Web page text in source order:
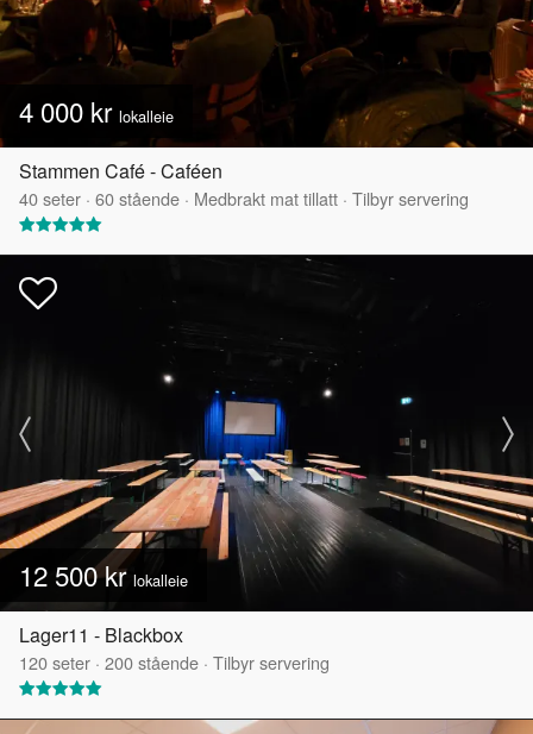
4 000 kr lokalleie
Stammen Café - Caféen
40seter · 60stående · Medbrakt mat tillatt · Tilbyr servering
12 500 kr lokalleie
Lager11 - Blackbox
120seter · 200stående · Tilbyr servering